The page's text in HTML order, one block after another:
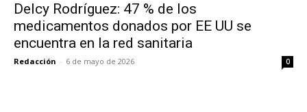
Delcy Rodríguez: 47 % de los
medicamentos donados por EE UU se
encuentra en la red sanitaria
Redacción - 6 de mayo de 2026 0